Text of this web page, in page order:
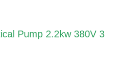
Pump 2.2kw 380V 3